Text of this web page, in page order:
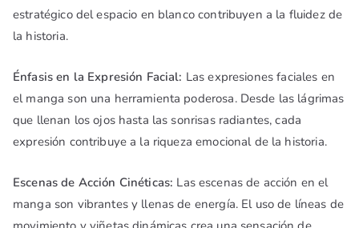
estratégico del espacio en blanco contribuyen a la fluidez de
la historia.
Énfasis en la Expresión Facial: Las expresiones faciales en
el manga son una herramienta poderosa. Desde las lágrimas
que llenan los ojos hasta las sonrisas radiantes, cada
expresión contribuye a la riqueza emocional de la historia.
Escenas de Acción Cinéticas: Las escenas de acción en el
manga son vibrantes y llenas de energía. El uso de líneas de